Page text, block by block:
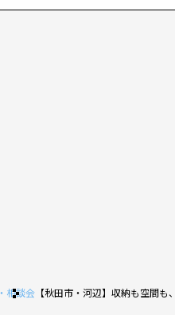
相談会【秋田市・河辺】収納も空間も